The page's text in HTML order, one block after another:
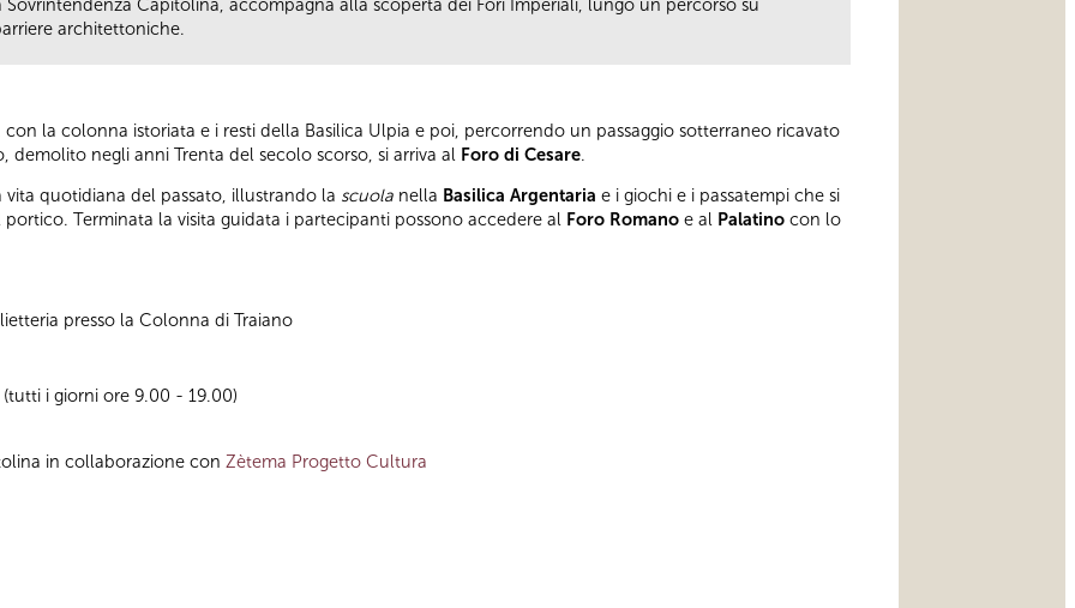
Capitolina, accompagna alla scoperta dei Fori Imperiali, lungo un percorso su
architettoniche.
, con la colonna istoriata e i resti della Basilica Ulpia e poi, percorrendo un passaggio sotterraneo ricavato
demolito negli anni Trenta del secolo scorso, si arriva al Foro di Cesare.
quotidiana del passato, illustrando la scuola nella Basilica Argentaria e i giochi e i passatempi che si
Terminata la visita guidata i partecipanti possono accedere al Foro Romano e al Palatino con lo
presso la Colonna di Traiano
i giorni ore 9.00 - 19.00)
in collaborazione con Zètema Progetto Cultura